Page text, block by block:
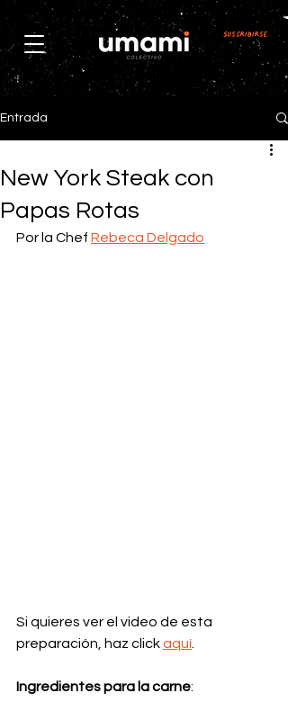
Suscribirse
Entrada
New York Steak con
Papas Rotas
Por la Chef Rebeca Delgado
Si quieres ver el video de esta
preparación, haz click aquí
Ingredientes para la carne: